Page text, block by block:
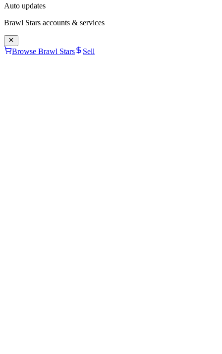
Auto updates
Brawl Stars accounts & services
Browse Brawl Stars Sell